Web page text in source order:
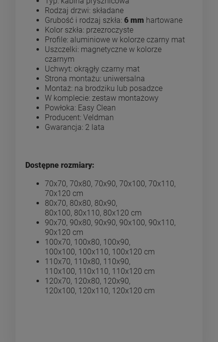
Rodzaj drzwi: składane
Grubość i rodzaj szkła: 6 mm hartowane
Kolor szkła: przezroczyste
Profile: aluminiowe w kolorze czarny mat
Uszczelki: magnetyczne w kolorze
czarnym
Uchwyt: okrągły czarny mat
Strona montażu: uniwersalna
Montaż: na brodziku lub posadzce
W komplecie: zestaw montażowy
Powłoka: Easy Clean
Producent: Veldman
Gwarancja: 2 lata
Dostępne rozmiary:
70x70, 70x80, 70x90, 70x100, 70x110,
70x120 cm
80x70, 80x80, 80x90,
80x100, 80x110, 80x120 cm
90x70, 90x80, 90x90, 90x100, 90x110,
90x120 cm
100x70, 100x80, 100x90,
100x100, 100x110, 100x120 cm
110x70, 110x80, 110x90,
110x100, 110x110, 110x120 cm
120x70, 120x80, 120x90,
120x100, 120x110, 120x120 cm